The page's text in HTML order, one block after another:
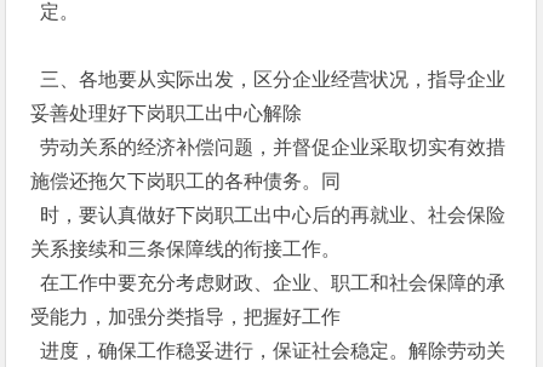
定。
三、各地要从实际出发，区分企业经营状况，指导企业
妥善处理好下岗职工出中心解除
劳动关系的经济补偿问题，并督促企业采取切实有效措
施偿还拖欠下岗职工的各种债务。同
时，要认真做好下岗职工出中心后的再就业、社会保险
关系接续和三条保障线的衔接工作。
在工作中要充分考虑财政、企业、职工和社会保障的承
受能力，加强分类指导，把握好工作
进度，确保工作稳妥进行，保证社会稳定。解除劳动关